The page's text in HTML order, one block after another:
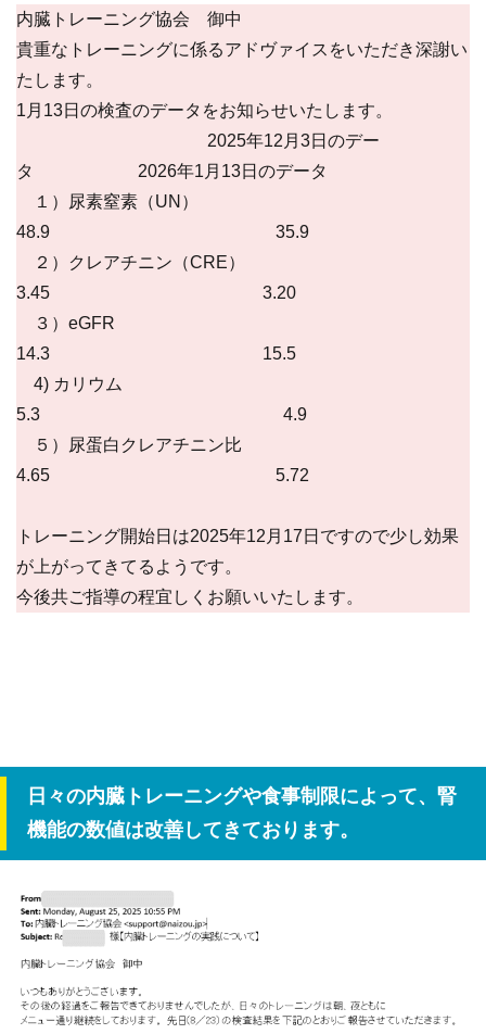
内臓トレーニング協会 御中
貴重なトレーニングに係るアドヴァイスをいただき深謝い
たします。
1月13日の検査のデータをお知らせいたします。
2025年12月3日のデー
タ 2026年1月13日のデータ
１）尿素窒素（UN）
48.9 35.9
２）クレアチニン（CRE）
3.45 3.20
３）eGFR
14.3 15.5
4) カリウム
5.3 4.9
５）尿蛋白クレアチニン比
4.65 5.72
トレーニング開始日は2025年12月17日ですので少し効果
が上がってきてるようです。
今後共ご指導の程宜しくお願いいたします。
日々の内臓トレーニングや食事制限によって、腎
機能の数値は改善してきております。